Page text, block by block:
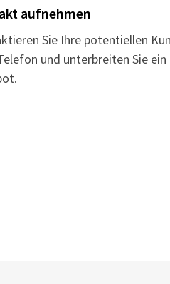
aufnehmen
Sie Ihre potentiellen
und unterbreiten Sie ein